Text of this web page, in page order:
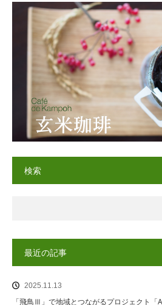
検索
最近の記事
2025.11.13
「飛鳥Ⅲ」で地域とつながるプロジェクト